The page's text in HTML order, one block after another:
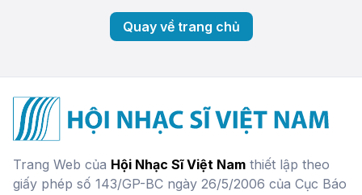
Quay về trang chủ
Trang Web của Hội Nhạc Sĩ Việt Nam thiết lập theo
giấy phép số 143/GP-BC ngày 26/5/2006 của Cục Báo